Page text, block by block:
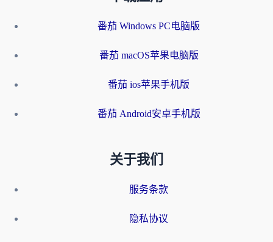
番茄 Windows PC电脑版
番茄 macOS苹果电脑版
番茄 ios苹果手机版
番茄 Android安卓手机版
关于我们
服务条款
隐私协议